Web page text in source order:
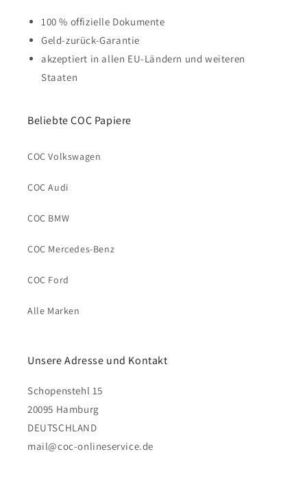
100 % offizielle Dokumente
Geld-zurück-Garantie
akzeptiert in allen EU-Ländern und weiteren
Staaten
Beliebte COC Papiere
COC Volkswagen
COC Audi
COC BMW
COC Mercedes-Benz
COC Ford
Alle Marken
Unsere Adresse und Kontakt
Schopenstehl 15
20095 Hamburg
DEUTSCHLAND
mail@coc-onlineservice.de